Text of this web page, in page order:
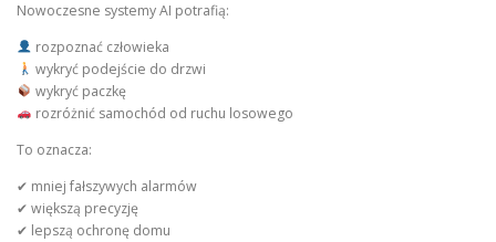
Nowoczesne systemy AI potrafią:
rozpoznać człowieka
wykryć podejście do drzwi
wykryć paczkę
rozróżnić samochód od ruchu losowego
To oznacza:
✔ mniej fałszywych alarmów
✔ większą precyzję
✔ lepszą ochronę domu